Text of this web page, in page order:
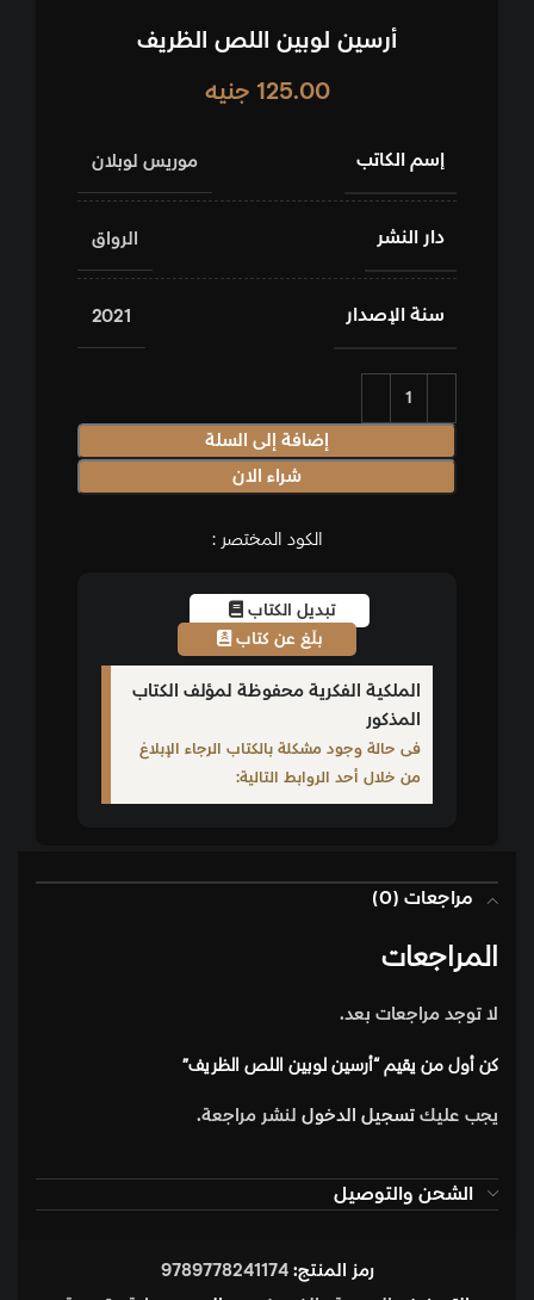
أرسين لوبين اللص الظريف
125.00 جنيه
إسم الكاتب موريس لوبلان
دار النشر الرواق
سنة الإصدار 2021
إضافة إلى السلة
شراء الان
الكود المختصر :
تبديل الكتاب
بلّغ عن كتاب
الملكية الفكرية محفوظة لمؤلف الكتاب
المذكور
فى حالة وجود مشكلة بالكتاب الرجاء الإبلاغ
من خلال أحد الروابط التالية:
مراجعات (0)
المراجعات
لا توجد مراجعات بعد.
كن أول من يقيم “أرسين لوبين اللص الظريف”
يجب عليك تسجيل الدخول لنشر مراجعة.
الشحن والتوصيل
رمز المنتج:9789778241174